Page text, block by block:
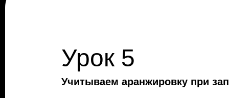
Учитываем аранжировку при
Урок 5